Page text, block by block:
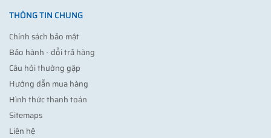
THÔNG TIN CHUNG
Chính sách bảo mật
Bảo hành - đổi trả hàng
Câu hỏi thường gặp
Hướng dẫn mua hàng
Hình thức thanh toán
Sitemaps
Liên hệ